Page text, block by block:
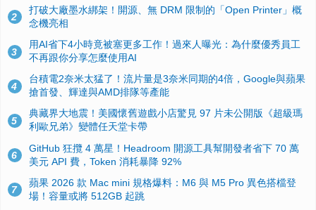
2
打破大廠墨水綁架！開源、無 DRM 限制的「Open Printer」概
念機亮相
3
用AI省下4小時竟被塞更多工作！過來人曝光：為什麼優秀員工
不再跟你分享怎麼使用AI
4
台積電2奈米太猛了！流片量是3奈米同期的4倍，Google與蘋果
搶首發、輝達與AMD排隊等產能
5
典藏界大地震！美國懷舊遊戲小店驚見 97 片未公開版《超級瑪
利歐兄弟》變體任天堂卡帶
6
GitHub 狂攬 4 萬星！Headroom 開源工具幫開發者省下 70 萬
美元 API 費，Token 消耗暴降 92%
7
蘋果 2026 款 Mac mini 規格爆料：M6 與 M5 Pro 異色搭檔登
場！容量或將 512GB 起跳